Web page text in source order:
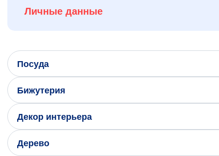
Новинки
+7 (495) 680-92-00
+7 (925) 294-91-85
,
в MAX
Личные данные
Посуда
Бижутерия
Декор интерьера
Дерево